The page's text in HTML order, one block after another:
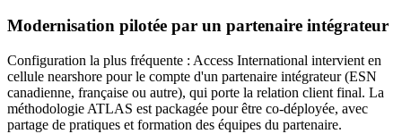
Modernisation pilotée par un partenaire intégrateur
Configuration la plus fréquente : Access International intervient en
cellule nearshore pour le compte d'un partenaire intégrateur (ESN
canadienne, française ou autre), qui porte la relation client final. La
méthodologie ATLAS est packagée pour être co-déployée, avec
partage de pratiques et formation des équipes du partenaire.